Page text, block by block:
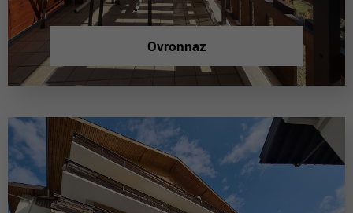
Ovronnaz